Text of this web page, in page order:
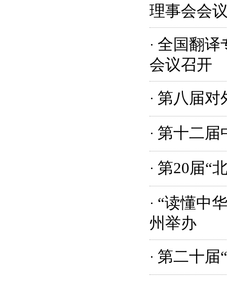
理事会会
· 全国翻译
会议召开
· 第八届对
· 第十二届
· 第20届“
· “读懂中
州举办
· 第二十届